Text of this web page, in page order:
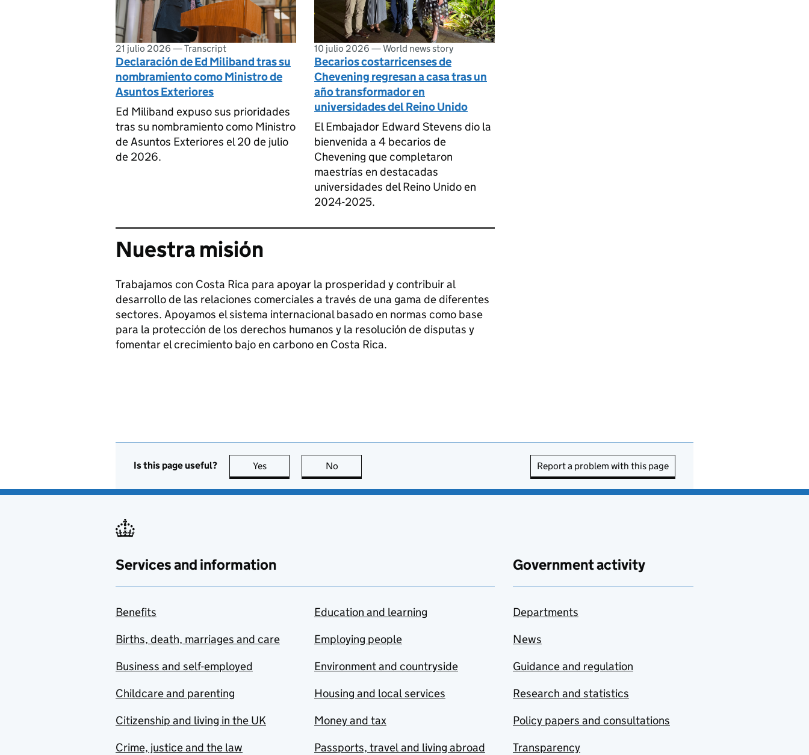
21 julio 2026 —Transcript
Declaración de Ed Miliband tras su
nombramiento como Ministro de
Asuntos Exteriores
Ed Miliband expuso sus prioridades
tras su nombramiento como Ministro
de Asuntos Exteriores el 20 de julio
de 2026.
10 julio 2026 —World news story
Becarios costarricenses de
Chevening regresan a casa tras un
año transformador en
universidades del Reino Unido
El Embajador Edward Stevens dio la
bienvenida a 4 becarios de
Chevening que completaron
maestrías en destacadas
universidades del Reino Unido en
2024-2025.
Nuestra misión
Trabajamos con Costa Rica para apoyar la prosperidad y contribuir al
desarrollo de las relaciones comerciales a través de una gama de diferentes
sectores. Apoyamos el sistema internacional basado en normas como base
para la protección de los derechos humanos y la resolución de disputas y
fomentar el crecimiento bajo en carbono en Costa Rica.
Is this page useful? Yes this page is useful
No Report a problem with this page
Services and information
Benefits
Births, death, marriages and care
Business and self-employed
Childcare and parenting
Citizenship and living in the UK
Crime, justice and the law
Education and learning
Employing people
Environment and countryside
Housing and local services
Money and tax
Passports, travel and living abroad
Government activity
Departments
News
Guidance and regulation
Research and statistics
Policy papers and consultations
Transparency